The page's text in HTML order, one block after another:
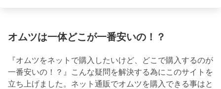
オムツは一体どこが一番安いの！？
『オムツをネットで購入したいけど、どこで購入するのが
一番安いの！？』こんな疑問を解決する為にこのサイトを
立ち上げました。ネット通販でオムツを購入できる事はと